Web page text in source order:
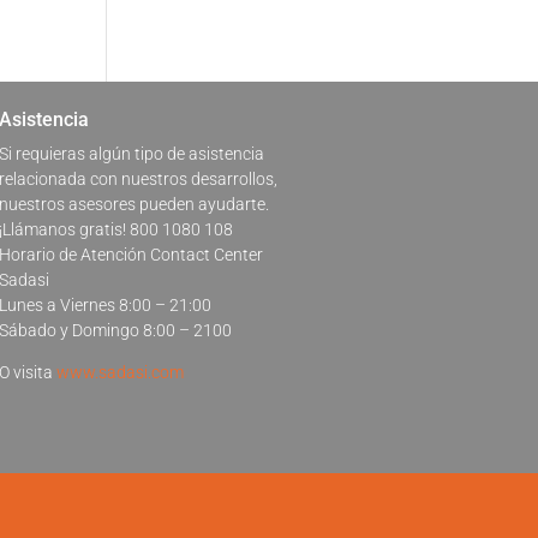
Asistencia
Si requieras algún tipo de asistencia
relacionada con nuestros desarrollos,
nuestros asesores pueden ayudarte.
¡Llámanos gratis! 800 1080 108
Horario de Atención Contact Center
Sadasi
Lunes a Viernes 8:00 – 21:00
Sábado y Domingo 8:00 – 2100
O visita www.sadasi.com